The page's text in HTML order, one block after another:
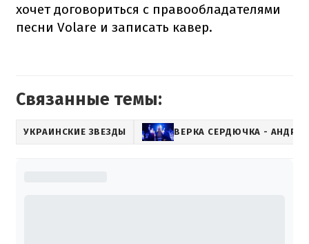
хочет договориться с правообладателями
песни Volare и записать кавер.
Связанные темы:
УКРАИНСКИЕ ЗВЕЗДЫ ВЕРКА СЕРДЮЧКА -